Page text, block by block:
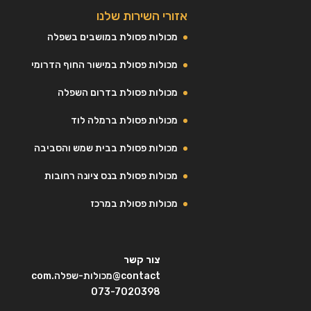
אזורי השירות שלנו
מכולות פסולת במושבים בשפלה
מכולות פסולת במישור החוף הדרומי
מכולות פסולת בדרום השפלה
מכולות פסולת ברמלה לוד
מכולות פסולת בבית שמש והסביבה
מכולות פסולת בנס ציונה רחובות
מכולות פסולת במרכז
צור קשר
contact@מכולות-שפלה.com
073-7020398